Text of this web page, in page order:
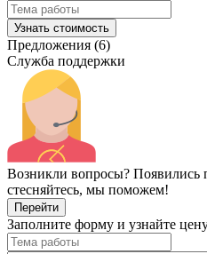
Узнать стоимость
Предложения (6)
Служба поддержки
Возникли вопросы? Появились
стесняйтесь, мы поможем!
Перейти
Заполните форму и узнайте